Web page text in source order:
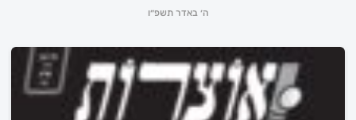
ה׳ באדר תשפ״ו